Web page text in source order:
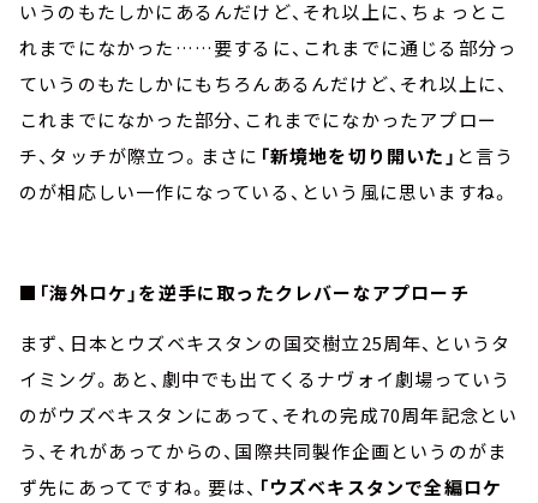
いうのもたしかにあるんだけど、それ以上に、ちょっとこ
れまでになかった……要するに、これまでに通じる部分っ
ていうのもたしかにもちろんあるんだけど、それ以上に、
これまでになかった部分、これまでになかったアプロー
チ、タッチが際立つ。まさに 「新境地を切り開いた」 と言う
のが相応しい一作になっている、という風に思いますね。
■「海外ロケ」を逆手に取ったクレバーなアプローチ
まず、日本とウズベキスタンの国交樹立25周年、というタ
イミング。あと、劇中でも出てくるナヴォイ劇場っていう
のがウズベキスタンにあって、それの完成70周年記念とい
う、それがあってからの、国際共同製作企画というのがま
ず先にあってですね。要は、 「ウズベキスタンで全編ロケ